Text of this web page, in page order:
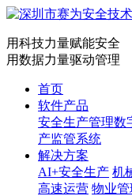
用科技力量赋能安全
用数据力量驱动管理
首页
软件产品
安全生产管理数
产监管系统
解决方案
AI+安全生产 机
高速运营 物业管